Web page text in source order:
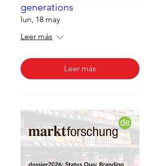
generations
lun, 18 may
Leer más
Leer más